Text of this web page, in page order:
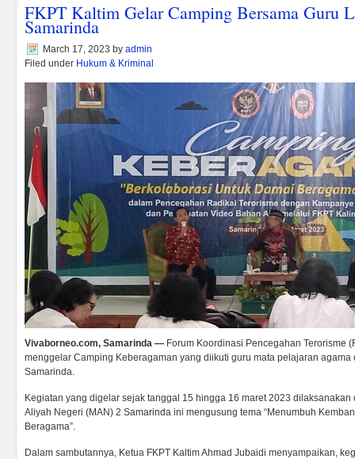
FKPT Kaltim Gelar Camping Bersama Guru
Samarinda
March 17, 2023 by admin
Filed under Hukum & Kriminal
Vivaborneo.com, Samarinda — Forum Koordinasi Pencegahan Terorisme
menggelar Camping Keberagaman yang diikuti guru mata pelajaran
Samarinda.
Kegiatan yang digelar sejak tanggal 15 hingga 16 maret 2023
Aliyah Negeri (MAN) 2 Samarinda ini mengusung tema “Menumbuh
Beragama”.
Dalam sambutannya, Ketua FKPT Kaltim Ahmad Jubaidi menyampaikan,